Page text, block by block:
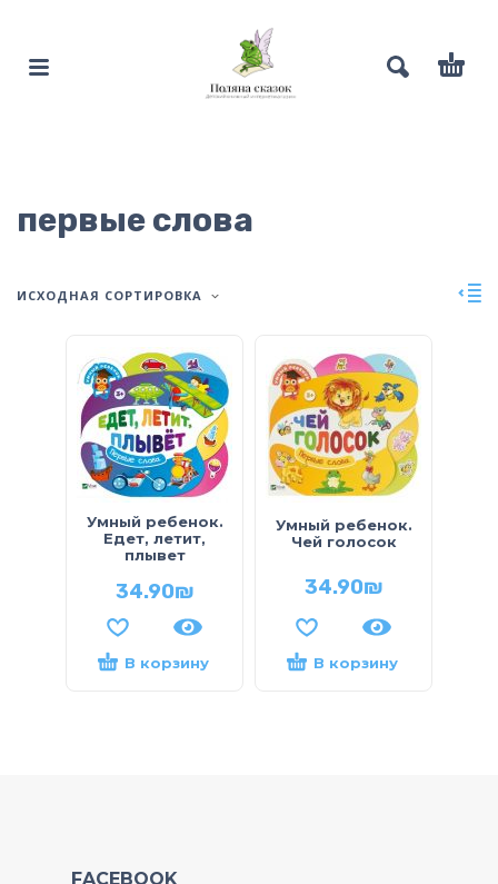
первые слова
ИСХОДНАЯ СОРТИРОВКА
Умный ребенок.
Едет, летит,
плывет
34.90₪
В корзину
Умный ребенок.
Чей голосок
34.90₪
В корзину
FACEBOOK